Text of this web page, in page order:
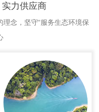
实力供应商
理念，坚守“服务生态环境保